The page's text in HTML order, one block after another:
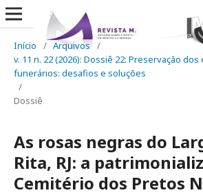
Início / Arquivos
/
v. 11 n. 22 (2026): Dossiê 22: Preservação
funerários: desafios e soluções
/
Dossiê
As rosas negras do
Rita, RJ: a
Cemitério dos Pretos